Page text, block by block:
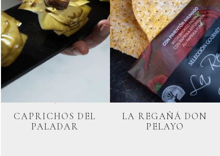
CAPRICHOS DEL
PALADAR
LA REGAÑÁ DON
PELAYO